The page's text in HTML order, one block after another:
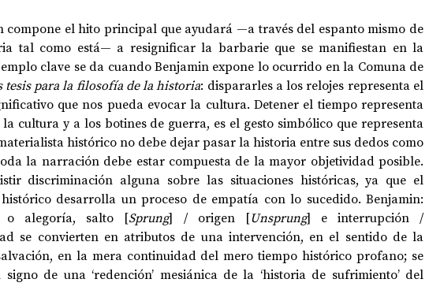
compone el hito principal que ayudará —a través del espanto mismo de
tal como está— a resignificar la barbarie que se manifiestan en la
clave se da cuando Benjamin expone lo ocurrido en la Comuna de
tesis para la filosofía de la historia: dispararles a los relojes representa el
que nos pueda evocar la cultura. Detener el tiempo representa
cultura y a los botines de guerra, es el gesto simbólico que representa
histórico no debe dejar pasar la historia entre sus dedos como
la narración debe estar compuesta de la mayor objetividad posible.
discriminación alguna sobre las situaciones históricas, ya que el
desarrolla un proceso de empatía con lo sucedido. Benjamin:
o alegoría, salto [Sprung] / origen [Unsprung] e interrupción /
se convierten en atributos de una intervención, en el sentido de la
en la mera continuidad del mero tiempo histórico profano; se
signo de una ‘redención’ mesiánica de la ‘historia de sufrimiento’ del